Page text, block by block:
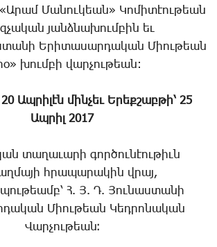
Մանուկեան» Կոմիտէութեան
յանձնախումբին եւ
Երիտասարդական Միութեան
խումբի վարչութեան:
Ապրիլէն մինչեւ Երեքշաբթի՝ 25
Ապրիլ 2017
տաղաւարի գործունէութիւն
հրապարակին վրայ,
Հ. Յ. Դ. Յունաստանի
Միութեան Կեդրոնական
Վարչութեան։